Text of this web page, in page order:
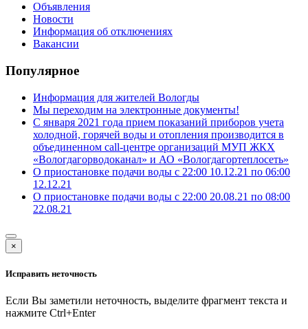
Объявления
Новости
Информация об отключениях
Вакансии
Популярное
Информация для жителей Вологды
Мы переходим на электронные документы!
С января 2021 года прием показаний приборов учета
холодной, горячей воды и отопления производится в
объединенном call-центре организаций МУП ЖКХ
«Вологдагорводоканал» и АО «Вологдагортеплосеть»
О приостановке подачи воды с 22:00 10.12.21 по 06:00
12.12.21
О приостановке подачи воды с 22:00 20.08.21 по 08:00
22.08.21
×
Исправить неточность
Если Вы заметили неточность, выделите фрагмент текста и
нажмите Ctrl+Enter